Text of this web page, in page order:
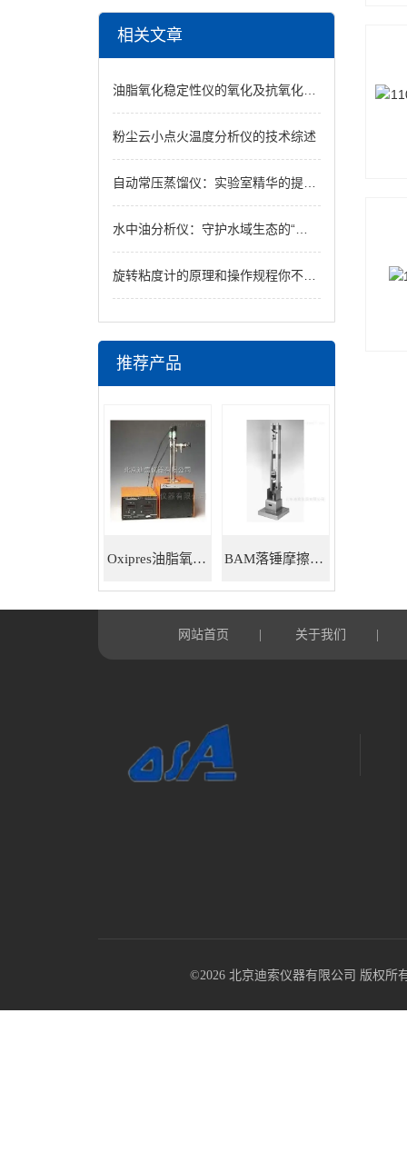
相关文章
油脂氧化稳定性仪的氧化及抗氧化措施
粉尘云小点火温度分析仪的技术综述
自动常压蒸馏仪：实验室精华的提纯专家
水中油分析仪：守护水域生态的“微观猎手”
旋转粘度计的原理和操作规程你不知道吗？
推荐产品
Oxipres油脂氧化稳定性仪 BAM落锤摩擦感度仪
网站首页 关于我们
©2026 北京迪索仪器有限公司 版权所